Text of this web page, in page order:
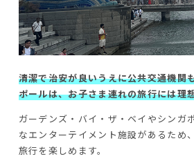
清潔で治安が良いうえに公共交通機関
ポールは、お子さま連れの旅行には理
ガーデンズ・バイ・ザ・ベイやシンガ
なエンターテイメント施設があるため
旅行を楽しめます。